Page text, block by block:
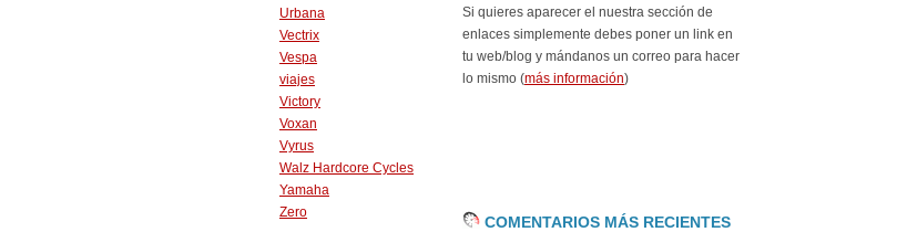
Urbana
Vectrix
Vespa
viajes
Victory
Voxan
Vyrus
Walz Hardcore Cycles
Yamaha
Zero
Si quieres aparecer el nuestra sección de
enlaces simplemente debes poner un link en
tu web/blog y mándanos un correo para hacer
lo mismo (más información)
COMENTARIOS MÁS RECIENTES